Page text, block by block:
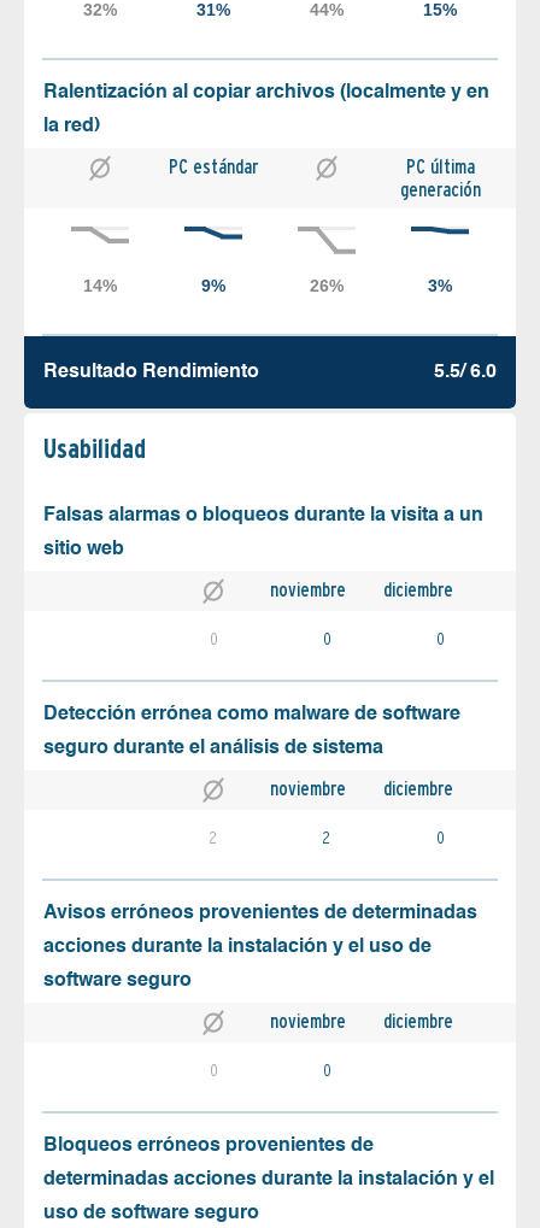
Ralentización al copiar archivos (localmente y en
la red)
PC estándar
PC última
generación
Resultado Rendimiento 5.5/ 6.0
Usabilidad
Falsas alarmas o bloqueos durante la visita a un
sitio web
noviembre diciembre
0 0 0
Detección errónea como malware de software
seguro durante el análisis de sistema
noviembre diciembre
2 2 0
Avisos erróneos provenientes de determinadas
acciones durante la instalación y el uso de
software seguro
noviembre diciembre
0 0
Bloqueos erróneos provenientes de
determinadas acciones durante la instalación y el
uso de software seguro